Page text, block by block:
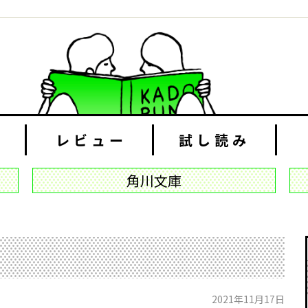
レビュー 試し読み
角川文庫
2021年11月17日